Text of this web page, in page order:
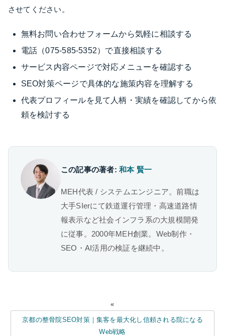
させてください。
無料お問い合わせフォームから気軽に相談する
電話（075-585-5352）で直接相談する
サービス内容ページで対応メニューを確認する
SEO対策ページで具体的な施策内容を理解する
代表プロフィールを見て人柄・実績を確認してから依
頼を検討する
この記事の著者:和本 賢一
MEH代表 / システムエンジニア。前職は
大手SIerにて鉄道運行管理・高速道路情
報表示など社会インフラ系の大規模開発
に従事。2000年MEH創業。Web制作・
SEO・AI活用の検証を継続中。
«
京都の整骨院SEO対策｜集客を最大化し信頼される院になる
Web戦略